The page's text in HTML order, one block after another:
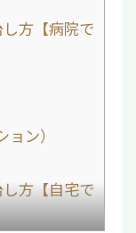
方【病院で
ン）
方【自宅で